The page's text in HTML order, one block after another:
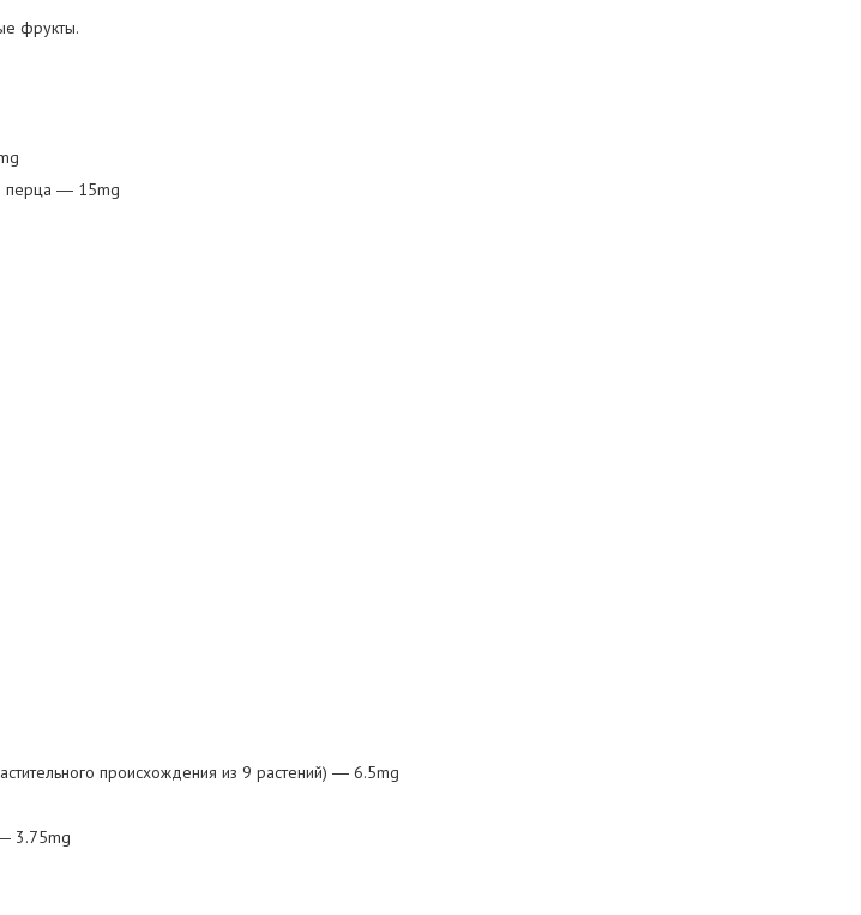
фрукты.
перца ― 15mg
происхождения из 9 растений) ― 6.5mg
3.75mg